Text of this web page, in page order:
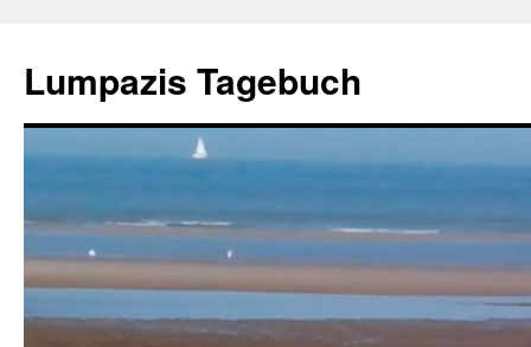
springen
Lumpazis Tagebuch